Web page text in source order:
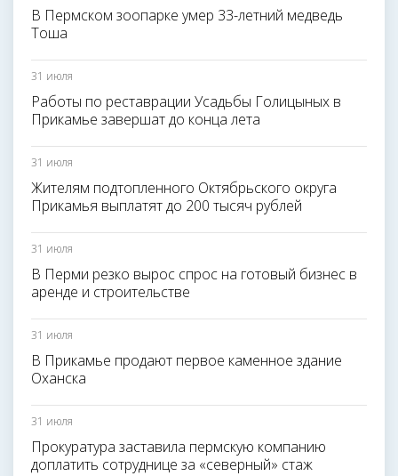
В Пермском зоопарке умер 33-летний медведь
Тоша
31 июля
Работы по реставрации Усадьбы Голицыных в
Прикамье завершат до конца лета
31 июля
Жителям подтопленного Октябрьского округа
Прикамья выплатят до 200 тысяч рублей
31 июля
В Перми резко вырос спрос на готовый бизнес в
аренде и строительстве
31 июля
В Прикамье продают первое каменное здание
Оханска
31 июля
Прокуратура заставила пермскую компанию
доплатить сотруднице за «северный» стаж